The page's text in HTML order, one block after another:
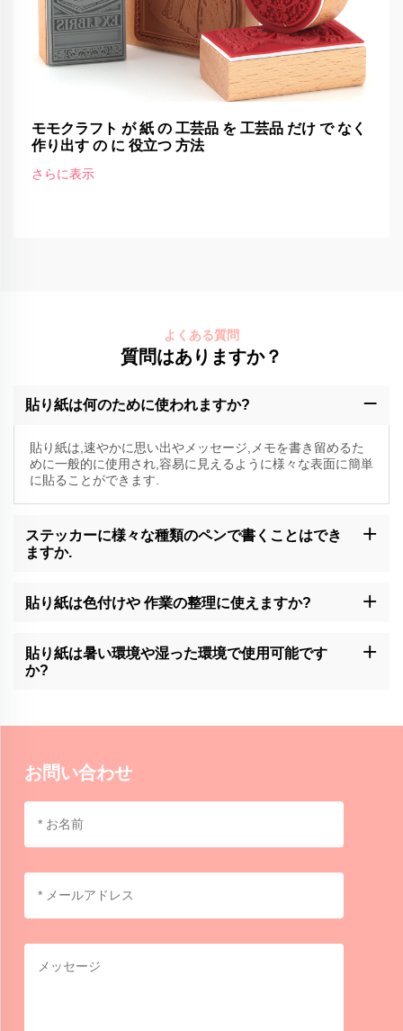
モモクラフト が 紙 の 工芸品 を 工芸品 だけ で なく
作り出す の に 役立つ 方法
さらに表示
よくある質問
質問はありますか？
貼り紙は何のために使われますか?
貼り紙は,速やかに思い出やメッセージ,メモを書き留めるた
めに一般的に使用され,容易に見えるように様々な表面に簡単
に貼ることができます.
ステッカーに様々な種類のペンで書くことはでき
ますか.
イプのペンと互換性があります. 特定の表面に汚れや出血がないか
検査することが推奨されます.
貼り紙は色付けや 作業の整理に使えますか?
れ,ユーザーが視覚的で便利な方法で情報を分類し優先順位を設定
することができます.
貼り紙は暑い環境や湿った環境で使用可能です
か?
理する事が 推奨されます
お問い合わせ